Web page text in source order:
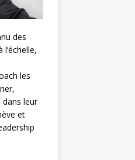
des
l’échelle,
les
,
dans leur
et